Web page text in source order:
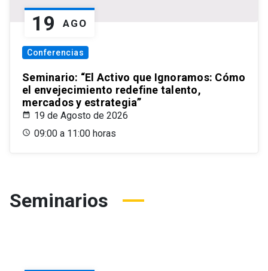
19 AGO
Conferencias
Seminario: “El Activo que Ignoramos: Cómo
el envejecimiento redefine talento,
mercados y estrategia”
19 de Agosto de 2026
09:00 a 11:00 horas
Seminarios